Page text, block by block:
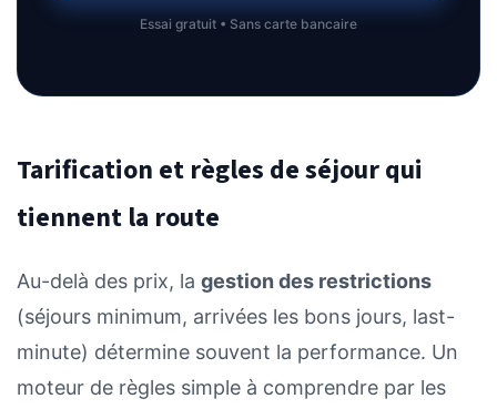
Essai gratuit • Sans carte bancaire
Tarification et règles de séjour qui
tiennent la route
Au-delà des prix, la gestion des restrictions
(séjours minimum, arrivées les bons jours, last-
minute) détermine souvent la performance. Un
moteur de règles simple à comprendre par les